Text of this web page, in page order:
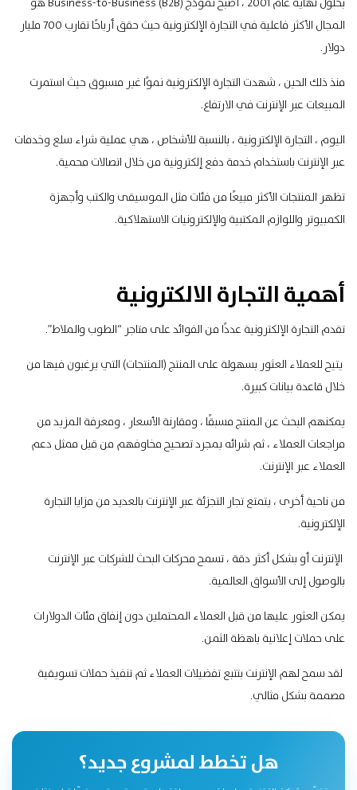
المجال الأكثر فاعلية في التجارة الإلكترونية حيث حقق أرباحًا تقارب 700 مليار
دولار.
منذ ذلك الحين ، شهدت التجارة الإلكترونية نموًا غير مسبوق حيث استمرت
المبيعات عبر الإنترنت في الارتفاع.
اليوم ، التجارة الإلكترونية ، بالنسبة للأشخاص ، هي عملية شراء سلع وخدمات
عبر الإنترنت باستخدام خدمة دفع إلكترونية من خلال اتصالات محمية.
تظهر المنتجات الأكثر مبيعًا من فئات مثل الموسيقى والكتب وأجهزة
الكمبيوتر واللوازم المكتبية والإلكترونيات الاستهلاكية.
أهمية التجارة الالكترونية
تقدم التجارة الإلكترونية عددًا من الفوائد على متاجر “الطوب والملاط”.
يتيح للعملاء العثور بسهولة على المنتج (المنتجات) التي يرغبون فيها من
خلال قاعدة بيانات كبيرة.
يمكنهم البحث عن المنتج مسبقًا ، ومقارنة الأسعار ، ومعرفة المزيد من
مراجعات العملاء ، ثم شرائه بمجرد تصحيح مخاوفهم من قبل ممثل دعم
العملاء عبر الإنترنت.
من ناحية أخرى ، يتمتعتجار التجزئةعبر الإنترنت بالعديد من مزايا التجارة
الإلكترونية.
الإنترنت أو بشكل أكثر دقة ، تسمح محركات البحث للشركات عبر الإنترنت
بالوصول إلى الأسواق العالمية.
يمكن العثور عليها من قبل العملاء المحتملين دون إنفاق مئات الدولارات
على حملات إعلانية باهظة الثمن.
لقد سمح لهم الإنترنت بتتبع تفضيلات العملاء ثم تنفيذ حملات تسويقية
مصممة بشكل مثالي.
هل تخطط لمشروع جديد؟